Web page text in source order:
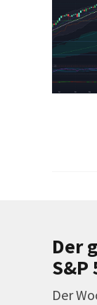
Der
S&P
Der